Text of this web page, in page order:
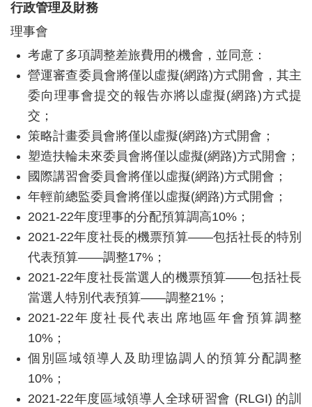
行政管理及財務
理事會
考慮了多項調整差旅費用的機會，並同意：
營運審查委員會將僅以虛擬(網路)方式開會，其主
委向理事會提交的報告亦將以虛擬(網路)方式提
交；
策略計畫委員會將僅以虛擬(網路)方式開會；
塑造扶輪未來委員會將僅以虛擬(網路)方式開會；
國際講習會委員會將僅以虛擬(網路)方式開會；
年輕前總監委員會將僅以虛擬(網路)方式開會；
2021-22年度理事的分配預算調高10% ；
2021-22年度社長的機票預算——包括社長的特別
代表預算——調整17% ；
2021-22年度社長當選人的機票預算——包括社長
當選人特別代表預算——調整21% ；
2021-22年度社長代表出席地區年會預算調整
10% ；
個別區域領導人及助理協調人的預算分配調整
10% ；
2021-22年度區域領導人全球研習會 (RLGI) 的訓